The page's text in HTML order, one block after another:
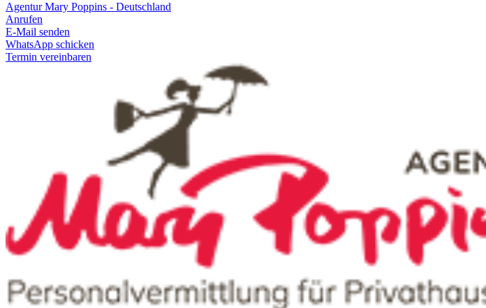
Agentur Mary Poppins - Deutschland
Anrufen
E-Mail senden
WhatsApp schicken
Termin vereinbaren